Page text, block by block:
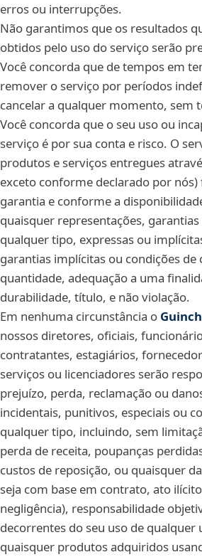
erros ou interrupções.
Não garantimos que os resultados
obtidos pelo uso do serviço serão
Você concorda que de tempos em
remover o serviço por períodos
cancelar a qualquer momento, sem
Você concorda que o seu uso ou
serviço é por sua conta e risco. O
produtos e serviços entregues
exceto conforme declarado por
garantia e conforme a
quaisquer representações,
qualquer tipo, expressas ou
garantias implícitas ou condições de
quantidade, adequação a uma
durabilidade, título, e não violação.
Em nenhuma circunstância o
nossos diretores, oficiais,
contratantes, estagiários,
serviços ou licenciadores serão
prejuízo, perda, reclamação ou
incidentais, punitivos, especiais ou
qualquer tipo, incluindo, sem
perda de receita, poupanças
custos de reposição, ou quaisquer
seja com base em contrato, ato
negligência), responsabilidade
decorrentes do seu uso de qualquer
quaisquer produtos adquiridos